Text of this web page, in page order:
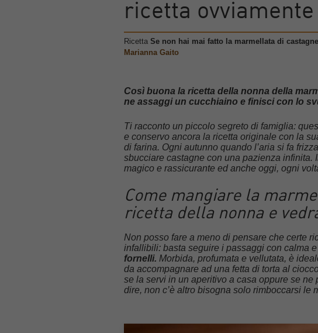
ricetta
Ricetta Se non hai mai fatto la marmellata di
Marianna Gaito
Così buona la ricetta della nonna della
ne assaggi un cucchiaino e finisci con lo
Ti racconto un piccolo segreto di famiglia:
e conservo ancora la ricetta originale con la
di farina. Ogni autunno quando l’aria si fa
sbucciare castagne con una pazienza
magico e rassicurante ed anche oggi, ogni
Come mangiare la
ricetta della nonna e
Non posso fare a meno di pensare che certe
infallibili: basta seguire i passaggi con calma e
fornelli. Morbida, profumata e vellutata, è
da accompagnare ad una fetta di torta al
se la servi in un aperitivo a casa oppure se ne
dire, non c’è altro bisogna solo rimboccarsi le